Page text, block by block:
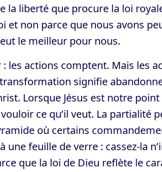
la liberté que procure la loi
et non parce que nous avons
le meilleur pour nous.
: les actions comptent. Mais
signifie
Lorsque Jésus est notre
ce qu’il veut. La partialité
où certains
une feuille de verre : cassez-la
que la loi de Dieu reflète le